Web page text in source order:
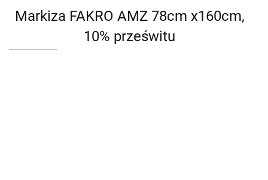
Markiza FAKRO AMZ 78cm x160cm,
10% prześwitu